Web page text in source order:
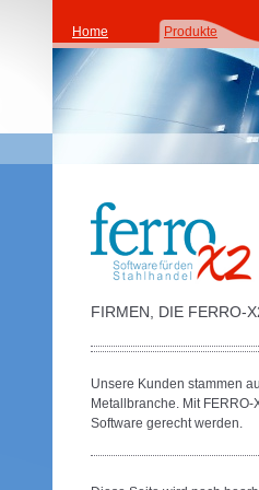
Home Produkte
FIRMEN, DIE FERRO-
Unsere Kunden stammen
Metallbranche. Mit
Software gerecht werden.